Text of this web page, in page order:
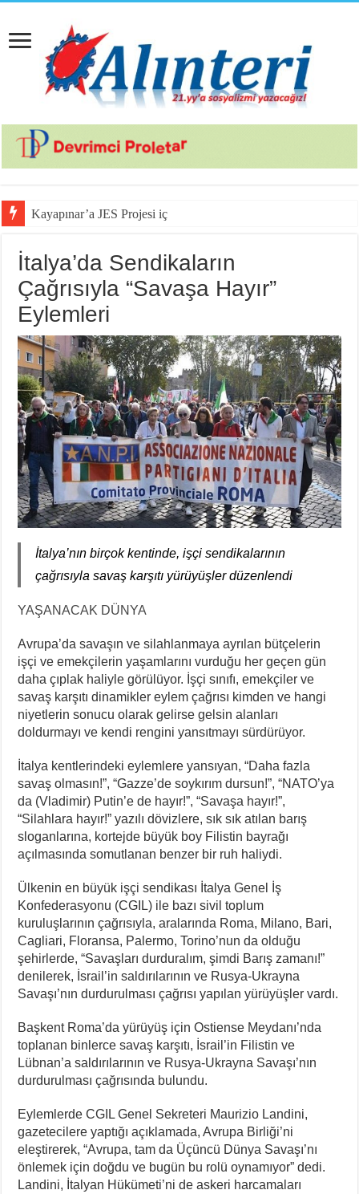
Kayapınar’a JES Projesi için Jandarma
İtalya’da Sendikaların
Çağrısıyla “Savaşa Hayır”
Eylemleri
İtalya’nın birçok kentinde, işçi sendikalarının
çağrısıyla savaş karşıtı yürüyüşler düzenlendi
YAŞANACAK DÜNYA
Avrupa’da savaşın ve silahlanmaya ayrılan bütçelerin
işçi ve emekçilerin yaşamlarını vurduğu her geçen gün
daha çıplak haliyle görülüyor. İşçi sınıfı, emekçiler ve
savaş karşıtı dinamikler eylem çağrısı kimden ve hangi
niyetlerin sonucu olarak gelirse gelsin alanları
doldurmayı ve kendi rengini yansıtmayı sürdürüyor.
İtalya kentlerindeki eylemlere yansıyan, “Daha fazla
savaş olmasın!”, “Gazze’de soykırım dursun!”, “NATO’ya
da (Vladimir) Putin’e de hayır!”, “Savaşa hayır!”,
“Silahlara hayır!” yazılı dövizlere, sık sık atılan barış
sloganlarına, kortejde büyük boy Filistin bayrağı
açılmasında somutlanan benzer bir ruh haliydi.
Ülkenin en büyük işçi sendikası İtalya Genel İş
Konfederasyonu (CGIL) ile bazı sivil toplum
kuruluşlarının çağrısıyla, aralarında Roma, Milano, Bari,
Cagliari, Floransa, Palermo, Torino’nun da olduğu
şehirlerde, “Savaşları durduralım, şimdi Barış zamanı!”
denilerek, İsrail’in saldırılarının ve Rusya-Ukrayna
Savaşı’nın durdurulması çağrısı yapılan yürüyüşler vardı.
Başkent Roma’da yürüyüş için Ostiense Meydanı’nda
toplanan binlerce savaş karşıtı, İsrail’in Filistin ve
Lübnan’a saldırılarının ve Rusya-Ukrayna Savaşı’nın
durdurulması çağrısında bulundu.
Eylemlerde CGIL Genel Sekreteri Maurizio Landini,
gazetecilere yaptığı açıklamada, Avrupa Birliği’ni
eleştirerek, “Avrupa, tam da Üçüncü Dünya Savaşı’nı
önlemek için doğdu ve bugün bu rolü oynamıyor” dedi.
Landini, İtalyan Hükümeti’ni de askeri harcamaları